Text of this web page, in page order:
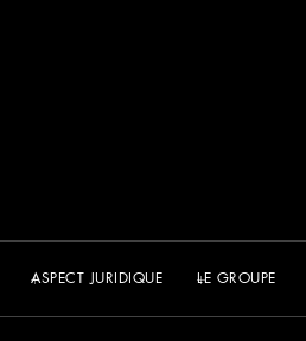
ASPECT JURIDIQUE LE GROUPE